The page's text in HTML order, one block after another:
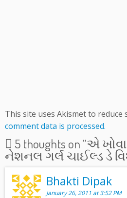
This site uses Akismet to reduce
comment data is processed.
5 thoughts on “એ
નેશનલ ગર્લ ચાઈલ્ડ ડે
Bhakti Dipak
January 26, 2011 at 3:52 PM